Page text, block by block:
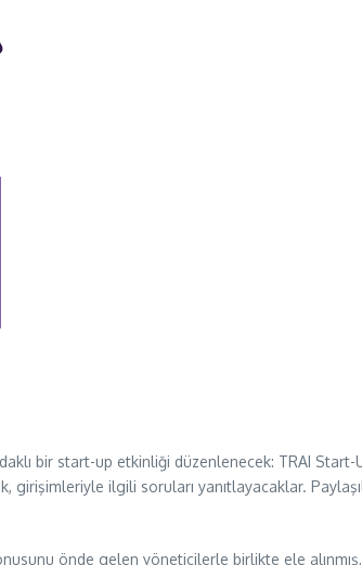
bir start-up etkinliği düzenlenecek: TRAI Start-
ilgili soruları yanıtlayacaklar.
önde gelen yöneticilerle birlikte ele